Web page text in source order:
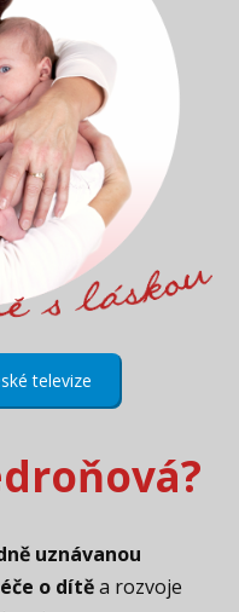
televize
uznávanou
o dítěa rozvoje